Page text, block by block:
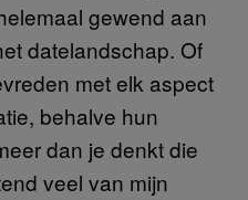
gewend aan
datelandschap. Of
met elk aspect
behalve hun
dan je denkt die
veel van mijn